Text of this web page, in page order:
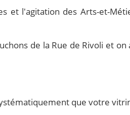
et l'agitation des Arts-et-
de la Rue de Rivoli et
que votre